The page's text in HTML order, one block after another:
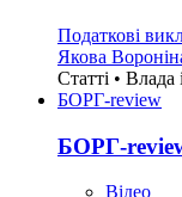
Податкові
Якова
Статті •
БОРГ-review
БОРГ-
Вiдео